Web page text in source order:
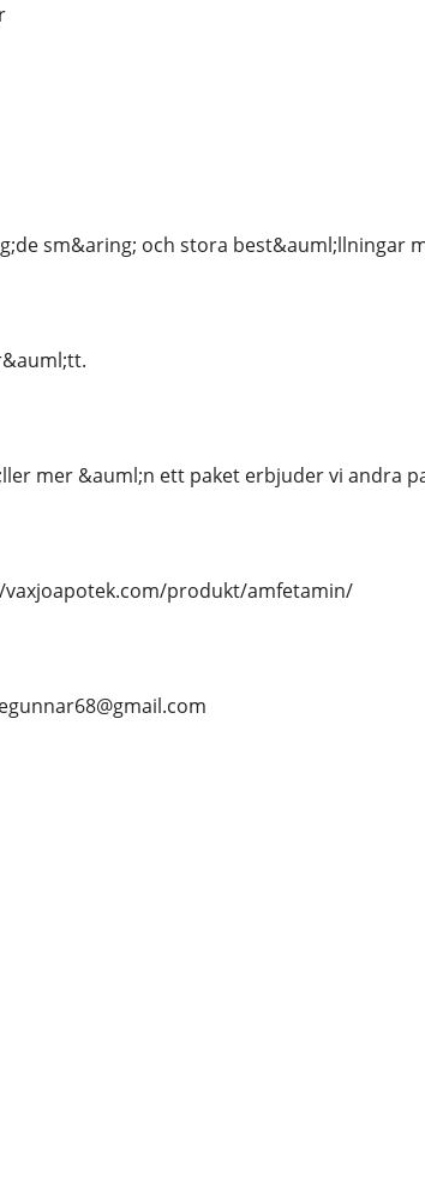
sm&aring; och stora best&auml;llningar
mer &auml;n ett paket erbjuder vi andra
produkt/amfetamin/